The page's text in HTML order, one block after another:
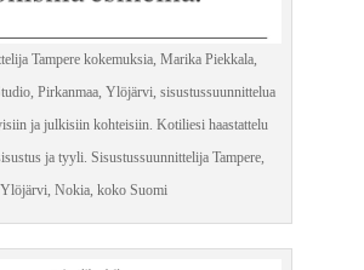
Tampere kokemuksia, Marika Piekkala,
Pirkanmaa, Ylöjärvi, sisustussuunnittelua
ja julkisiin kohteisiin. Kotiliesi haastattelu
ja tyyli. Sisustussuunnittelija Tampere,
Ylöjärvi, Nokia, koko Suomi